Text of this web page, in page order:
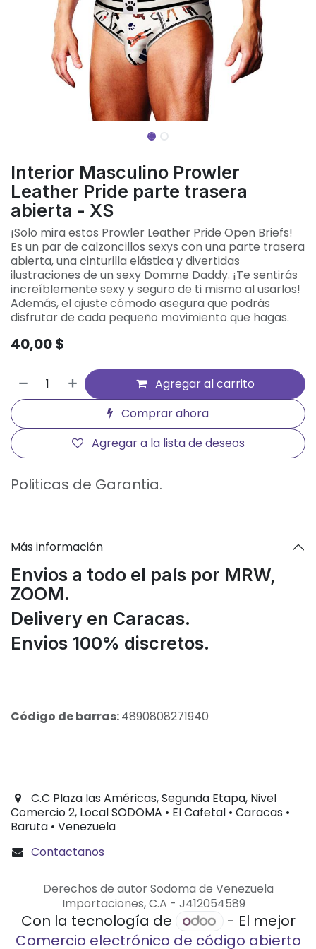
Interior Masculino Prowler
Leather Pride parte trasera
abierta - XS
¡Solo mira estos Prowler Leather Pride Open Briefs!
Es un par de calzoncillos sexys con una parte trasera
abierta, una cinturilla elástica y divertidas
ilustraciones de un sexy Domme Daddy. ¡Te sentirás
increíblemente sexy y seguro de ti mismo al usarlos!
Además, el ajuste cómodo asegura que podrás
disfrutar de cada pequeño movimiento que hagas.
40,00$
Agregar al carrito
Comprar ahora
Agregar a la lista de deseos
Politicas de Garantia.
Más información
Envios a todo el país por MRW,
ZOOM.
Delivery en Caracas.
Envios 100% discretos.
Código de barras:4890808271940
C.C Plaza las Américas, Segunda Etapa, Nivel
Comercio 2, Local SODOMA • El Cafetal • Caracas •
Baruta • Venezuela
Contactanos
Derechos de autor Sodoma de Venezuela
Importaciones, C.A - J412054589
Con la tecnología de
- El mejor
Comercio electrónico de código abierto